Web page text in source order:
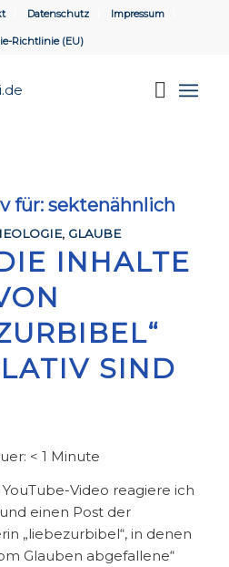
Datenschutz Impressum
Richtlinie (EU)
für: sektenähnlich
, GLAUBE
INHALTE
SIND
< 1 Minute
Video reagiere ich
einen Post der
„liebezurbibel“, in denen
Glauben abgefallene“